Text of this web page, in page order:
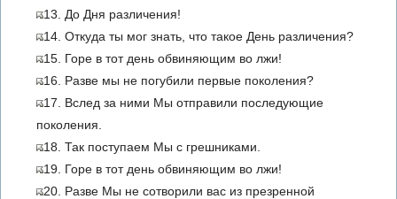
13. До Дня различения!
14. Откуда ты мог знать, что такое День различения?
15. Горе в тот день обвиняющим во лжи!
16. Разве мы не погубили первые поколения?
17. Вслед за ними Мы отправили последующие
поколения.
18. Так поступаем Мы с грешниками.
19. Горе в тот день обвиняющим во лжи!
20. Разве Мы не сотворили вас из презренной